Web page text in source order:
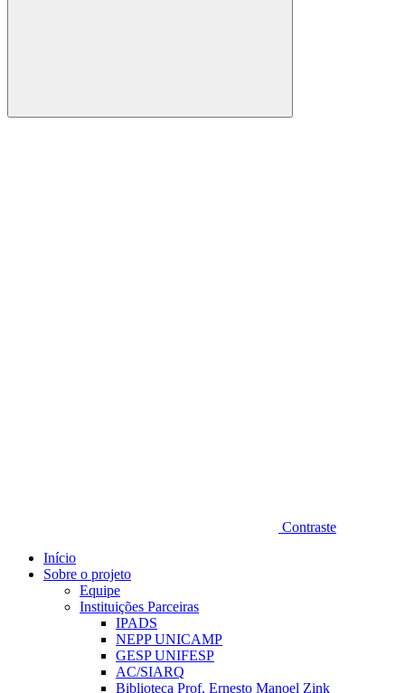
Buscar
Contraste
Início
Sobre o projeto
Equipe
Instituições Parceiras
IPADS
NEPP UNICAMP
GESP UNIFESP
AC/SIARQ
Biblioteca Prof. Ernesto Manoel Zink